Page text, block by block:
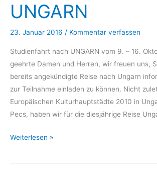
UNGARN
23. Januar 2016 / Kommentar verfassen
Studienfahrt nach UNGARN vom 9. – 16.
geehrte Damen und Herren, wir freuen uns,
bereits angekündigte Reise nach Ungarn
zur Teilnahme einladen zu können. Nicht
Europäischen Kulturhauptstädte 2010 in
Pecs, haben wir für die diesjährige Reise
Studienfahrt
UNGARN
Weiterlesen »